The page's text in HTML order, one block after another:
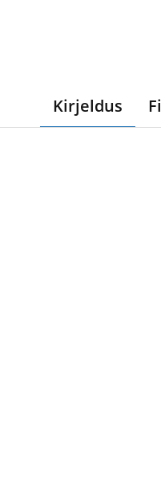
Kirjeldus